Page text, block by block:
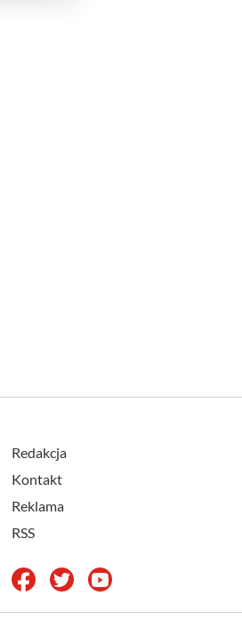
Redakcja
Kontakt
Reklama
RSS